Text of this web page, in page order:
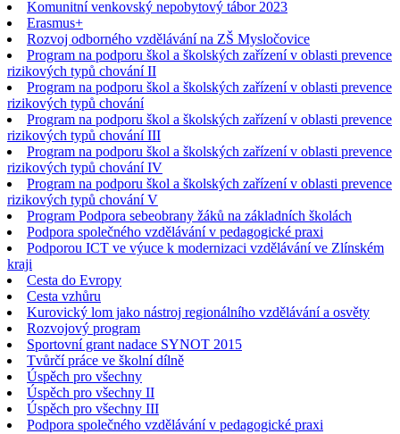
Komunitní venkovský nepobytový tábor 2023
Erasmus+
Rozvoj odborného vzdělávání na ZŠ Mysločovice
Program na podporu škol a školských zařízení v oblasti prevence
rizikových typů chování II
Program na podporu škol a školských zařízení v oblasti prevence
rizikových typů chování
Program na podporu škol a školských zařízení v oblasti prevence
rizikových typů chování III
Program na podporu škol a školských zařízení v oblasti prevence
rizikových typů chování IV
Program na podporu škol a školských zařízení v oblasti prevence
rizikových typů chování V
Program Podpora sebeobrany žáků na základních školách
Podpora společného vzdělávání v pedagogické praxi
Podporou ICT ve výuce k modernizaci vzdělávání ve Zlínském
kraji
Cesta do Evropy
Cesta vzhůru
Kurovický lom jako nástroj regionálního vzdělávání a osvěty
Rozvojový program
Sportovní grant nadace SYNOT 2015
Tvůrčí práce ve školní dílně
Úspěch pro všechny
Úspěch pro všechny II
Úspěch pro všechny III
Podpora společného vzdělávání v pedagogické praxi